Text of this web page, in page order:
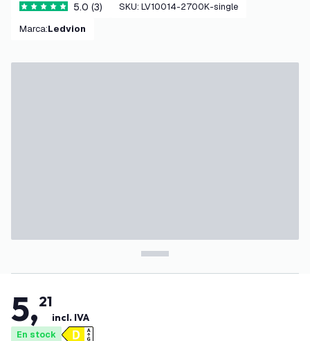
5 estrellas de puntuación
5.0 (3) SKU: LV10014-2700K-single
Marca: Ledvion
5,21
incl. IVA
En stock